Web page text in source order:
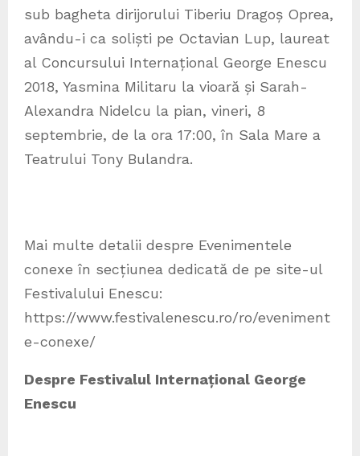
sub bagheta dirijorului Tiberiu Dragoș Oprea,
avându-i ca soliști pe Octavian Lup, laureat
al Concursului Internațional George Enescu
2018, Yasmina Militaru la vioară și Sarah-
Alexandra Nidelcu la pian, vineri, 8
septembrie, de la ora 17:00, în Sala Mare a
Teatrului Tony Bulandra.
Mai multe detalii despre Evenimentele
conexe în secțiunea dedicată de pe site-ul
Festivalului Enescu:
https://www.festivalenescu.ro/ro/eveniment
e-conexe/
Despre Festivalul Internațional George
Enescu